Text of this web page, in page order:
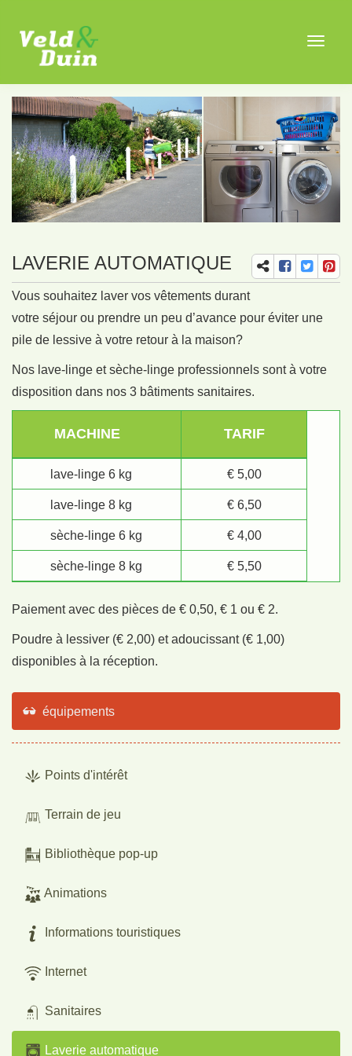
Toggle
LAVERIE AUTOMATIQUE
Vous souhaitez laver vos vêtements durant
votre séjour ou prendre un peu d’avance pour éviter une
pile de lessive à votre retour à la maison?
Nos lave-linge et sèche-linge professionnels sont à votre
disposition dans nos 3 bâtiments sanitaires.
MACHINE TARIF
lave-linge 6 kg € 5,00
lave-linge 8 kg € 6,50
sèche-linge 6 kg € 4,00
sèche-linge 8 kg € 5,50
Paiement avec des pièces de € 0,50, € 1 ou € 2.
Poudre à lessiver (€ 2,00) et adoucissant (€ 1,00)
disponibles à la réception.
équipements
Points d'intérêt
Terrain de jeu
Bibliothèque pop-up
Animations
Informations touristiques
Internet
Sanitaires
Laverie automatique